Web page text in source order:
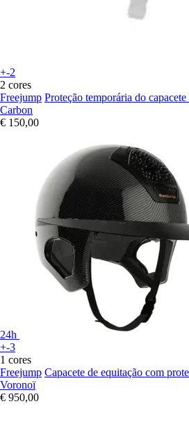
+-2
2 cores
Freejump Proteção temporária do
Carbon
€ 150,00
24h
+-3
1 cores
Freejump Capacete de equitação com
Voronoï
€ 950,00